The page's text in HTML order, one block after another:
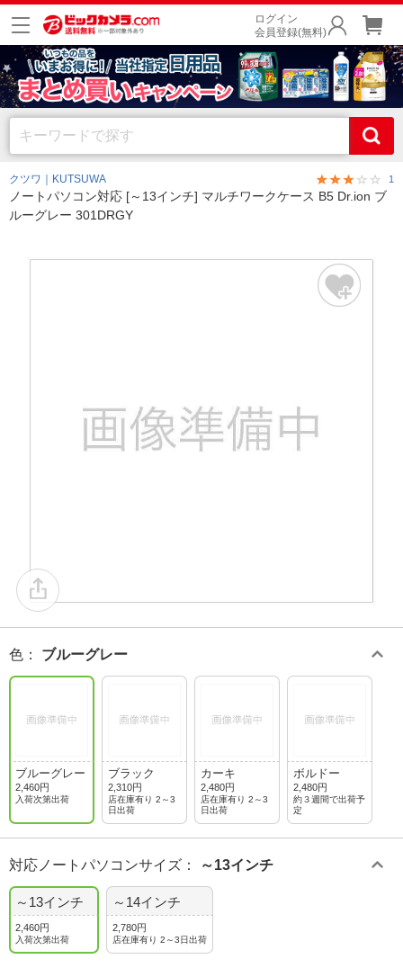
ログイン
会員登録(無料)
クツワ｜KUTSUWA 1
ノートパソコン対応 [～13インチ] マルチワークケース B5 Dr.ion ブ
ルーグレー 301DRGY
色 ： ブルーグレー
ブルーグレー
2,460円
入荷次第出荷
ブラック
2,310円
店在庫有り 2～3
日出荷
カーキ
2,480円
店在庫有り 2～3
日出荷
ボルドー
2,480円
約３週間で出荷予
定
対応ノートパソコンサイズ ： ～13インチ
～13インチ
2,460円
入荷次第出荷
～14インチ
2,780円
店在庫有り 2～3日出荷